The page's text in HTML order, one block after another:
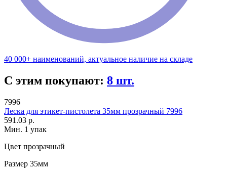
40 000+ наименований, актуальное наличие на складе
С этим покупают: 8 шт.
7996
Леска для этикет-пистолета 35мм прозрачный 7996
591.03 р.
Мин. 1 упак
Цвет прозрачный
Размер 35мм